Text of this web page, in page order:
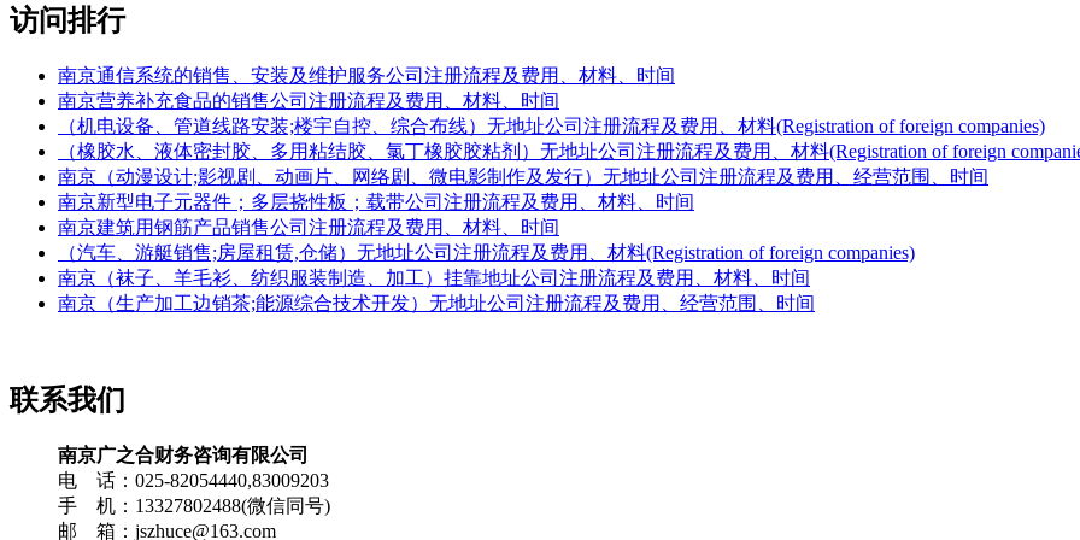
访问排行
南京通信系统的销售、安装及维护服务公司注册流程及费用、材料、时间
南京营养补充食品的销售公司注册流程及费用、材料、时间
（机电设备、管道线路安装;楼宇自控、综合布线）无地址公司注册流程及费用、材料(Registration of foreign companies)
（橡胶水、液体密封胶、多用粘结胶、氯丁橡胶胶粘剂）无地址公司注册流程及费用、材料(Registration of foreign
南京（动漫设计;影视剧、动画片、网络剧、微电影制作及发行）无地址公司注册流程及费用、经营范围、时间
南京新型电子元器件；多层挠性板；载带公司注册流程及费用、材料、时间
南京建筑用钢筋产品销售公司注册流程及费用、材料、时间
（汽车、游艇销售;房屋租赁,仓储）无地址公司注册流程及费用、材料(Registration of foreign companies)
南京（袜子、羊毛衫、纺织服装制造、加工）挂靠地址公司注册流程及费用、材料、时间
南京（生产加工边销茶;能源综合技术开发）无地址公司注册流程及费用、经营范围、时间
联系我们
南京广之合财务咨询有限公司
电 话：025-82054440,83009203
手 机：13327802488(微信同号)
邮 箱：jszhuce@163.com